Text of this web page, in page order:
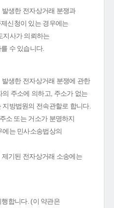
생한 전자상거래 분쟁과
신청이 있는 경우에는
지사가 의뢰하는
수 있습니다.
생한 전자상거래 분쟁에 관한
주소에 의하고, 주소가 없는
방법원의 전속관할로 합니다.
소 또는 거소가 분명하지
에는 민사소송법상의
기된 전자상거래 소송에는
합니다. (이 약관은